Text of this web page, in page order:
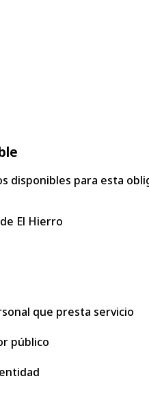
disponibles para esta
El Hierro
que presta servicio
público